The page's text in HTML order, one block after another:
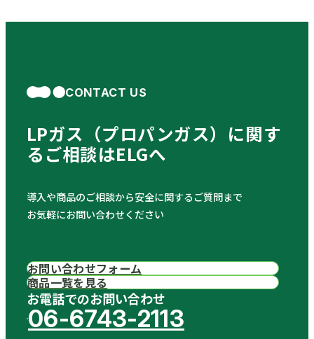
CONTACT US
LPガス（プロパンガス）に関す
る ご相談はELGへ
導入や商品のご相談から安全に関するご質問まで
お気軽にお問い合わせください
お電話でのお問い合わせ
06-6743-2113
お問い合わせフォーム
商品一覧を見る